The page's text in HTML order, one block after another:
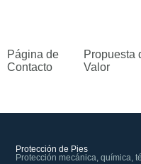
Página de
Contacto
Propuesta
Valor
Protección de Pies
Protección mecánica, química,